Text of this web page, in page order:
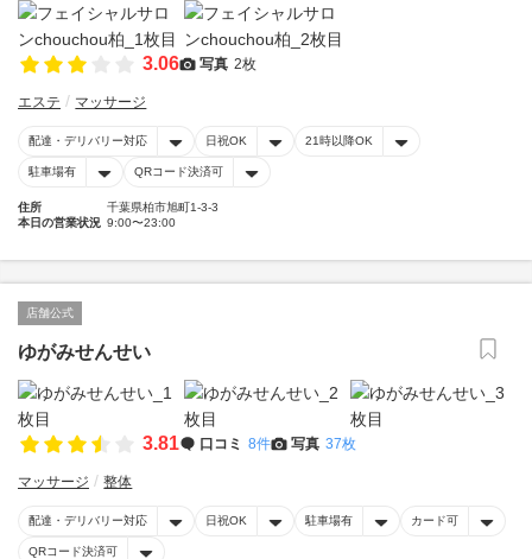
3.06 写真 2枚
エステ マッサージ
配達・デリバリー対応 日祝OK 21時以降OK
駐車場有 QRコード決済可
住所
千葉県柏市旭町1-3-3
本日の営業状況 9:00〜23:00
店舗公式
ゆがみせんせい
3.81 口コミ 8件 写真 37枚
マッサージ 整体
配達・デリバリー対応 日祝OK 駐車場有 カード可
QRコード決済可